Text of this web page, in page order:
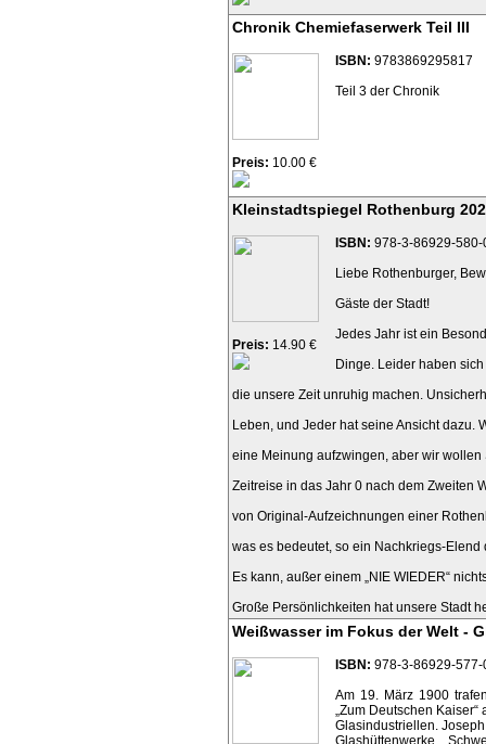
Chronik Chemiefaserwerk Teil III
Preis: 10.00 €
ISBN: 9783869295817
Teil 3 der Chronik
Kleinstadtspiegel Rothenburg
Preis: 14.90 €
ISBN: 978-3-86929-580-
Liebe Rothenburger,
Gäste der Stadt!
Jedes Jahr ist ein
Dinge. Leider haben
die unsere Zeit unruhig machen.
Leben, und Jeder hat seine Ansicht dazu.
eine Meinung aufzwingen, aber wir
Zeitreise in das Jahr 0 nach dem Zweiten
von Original-Aufzeichnungen einer
was es bedeutet, so ein Nachkriegs-Elend
Es kann, außer einem „NIE WIEDER“
Große Persönlichkeiten hat unsere Stadt
Weißwasser im Fokus der Welt -
ISBN: 978-3-86929-577-
Am 19. März 1900
„Zum Deutschen
Glasindustriellen.
Glashüttenwerke